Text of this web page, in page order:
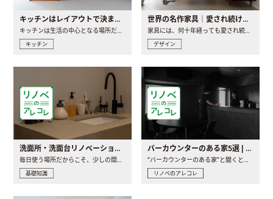
キッチンはレイアウトで決まる。後悔しないための考え方と選び方
キッチンは生活の中心となる場所だからこそ、家の中のどこに置..
キッチン
世界の名作家具｜愛され続ける理由と一生モノとの出会い方
家具には、何十年経っても愛され続ける「名作」と呼ばれるもの..
デザイン
洗面所・洗面台リノベーションの事例と間取りアイデア
毎日使う場所だからこそ、少しの間取りの工夫や素材の選び方で..
基礎知識
バーカウンターのある家5選 | 日常に馴染む“距離の近い”キッチンとは
“バーカウンターのある家”と聞くと、少し特別な、大人のための..
リノベのアレコレ